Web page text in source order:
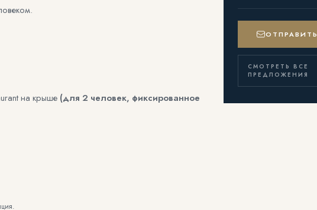
на крыше (для 2 человек, фиксированное
СМОТРЕТЬ ВСЕ
ПРЕДЛОЖЕНИЯ